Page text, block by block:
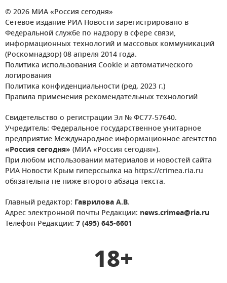
© 2026 МИА «Россия сегодня»
Сетевое издание РИА Новости зарегистрировано в
Федеральной службе по надзору в сфере связи,
информационных технологий и массовых коммуникаций
(Роскомнадзор) 08 апреля 2014 года.
Политика использования Cookie и автоматического
логирования
Политика конфиденциальности (ред. 2023 г.)
Правила применения рекомендательных технологий
Свидетельство о регистрации Эл № ФС77-57640.
Учредитель: Федеральное государственное унитарное
предприятие Международное информационное агентство
«Россия сегодня» (МИА «Россия сегодня»).
При любом использовании материалов и новостей сайта
РИА Новости Крым гиперссылка на https://crimea.ria.ru
обязательна не ниже второго абзаца текста.
Главный редактор: Гаврилова А.В.
Адрес электронной почты Редакции: news.crimea@ria.ru
Телефон Редакции: 7 (495) 645-6601
18+